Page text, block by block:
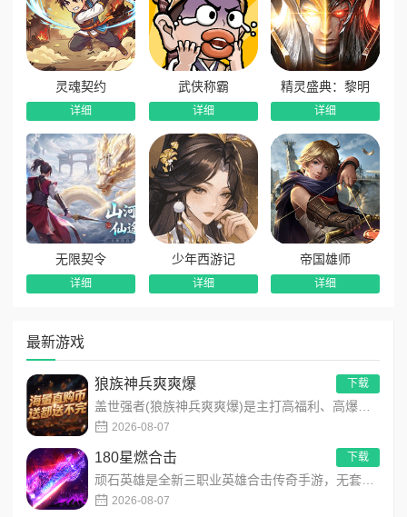
最新游戏
狼族神兵爽爽爆
2026-08-07
下载
180星燃合击
2026-08-07
下载
灵魂契约
详细
武侠称霸
详细
精灵盛典：黎明
详细
无限契令
详细
少年西游记
详细
帝国雄师
详细